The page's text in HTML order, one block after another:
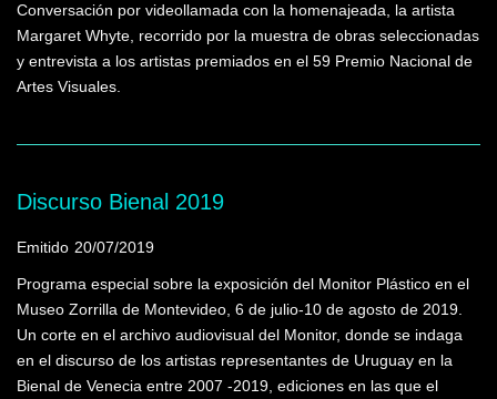
Conversación por videollamada con la homenajeada, la artista
Margaret Whyte, recorrido por la muestra de obras seleccionadas
y entrevista a los artistas premiados en el 59 Premio Nacional de
Artes Visuales.
Discurso Bienal 2019
Emitido 20/07/2019
Programa especial sobre la exposición del Monitor Plástico en el
Museo Zorrilla de Montevideo, 6 de julio-10 de agosto de 2019.
Un corte en el archivo audiovisual del Monitor, donde se indaga
en el discurso de los artistas representantes de Uruguay en la
Bienal de Venecia entre 2007 -2019, ediciones en las que el